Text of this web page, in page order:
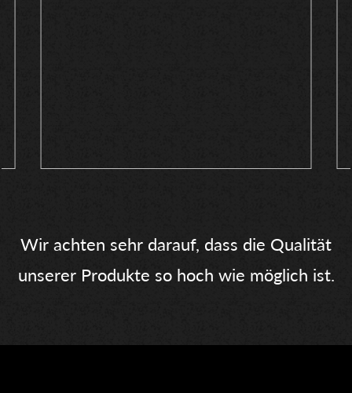
Wir achten sehr darauf, dass die Qualität
unserer Produkte so hoch wie möglich ist.